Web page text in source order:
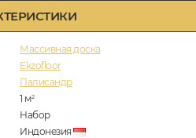
Массивная доска
Ekzofloor
Палисандр
1 м2
Набор
Индонезия